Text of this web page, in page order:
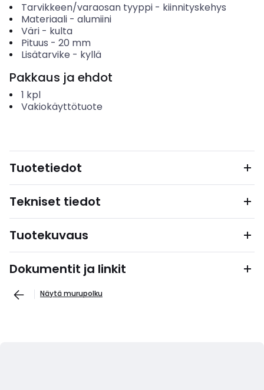
Tarvikkeen/varaosan tyyppi- kiinnityskehys
Materiaali- alumiini
Väri- kulta
Pituus - 20 mm
Lisätarvike - kyllä
Pakkaus ja ehdot
1 kpl
Vakiokäyttötuote
Tuotetiedot
Tekniset tiedot
Tuotekuvaus
Dokumentit ja linkit
Näytä murupolku